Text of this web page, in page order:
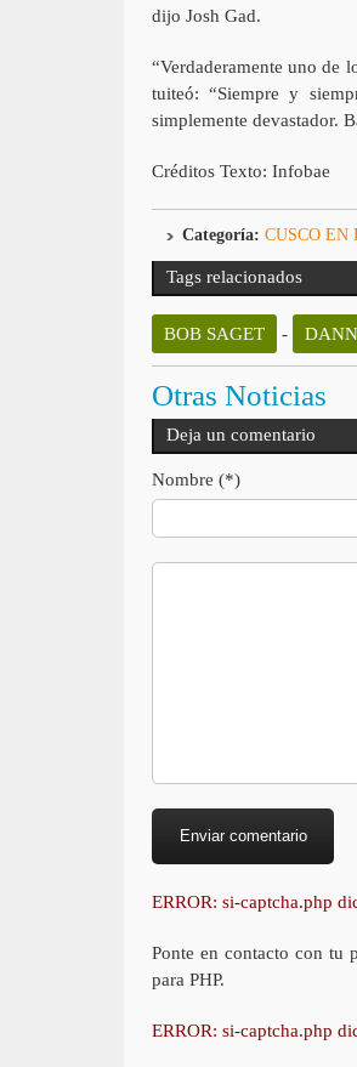
dijo Josh Gad.
“Verdaderamente uno de
tuiteó: “Siempre y
simplemente devastador.
Créditos Texto: Infobae
Categoría: CUSCO EN
Tags relacionados
BOB SAGET -
Otras Noticias
Deja un comentario
Nombre (*)
ERROR: si-captcha.php
Ponte en contacto con tu
para PHP.
ERROR: si-captcha.php